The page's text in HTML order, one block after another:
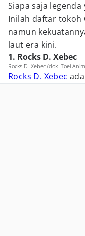
Siapa saja
Inilah daftar tokoh
namun
laut era kini.
1. Rocks D. Xebec
Rocks D. Xebec (dok. Toei
Rocks D. Xebec